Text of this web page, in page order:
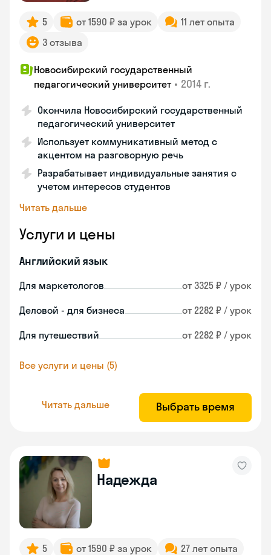
5 от 1590 ₽ за урок
11 лет опыта
3 отзыва
Новосибирский государственный
педагогический университет • 2014 г.
Окончила Новосибирский государственный
педагогический университет
Использует коммуникативный метод с
акцентом на разговорную речь
Разрабатывает индивидуальные занятия с
учетом интересов студентов
Читать дальше
Услуги и цены
Английский язык
Для маркетологов от 3325 ₽ / урок
Деловой - для бизнеса от 2282 ₽ / урок
Для путешествий от 2282 ₽ / урок
Все услуги и цены (5)
Читать дальше Выбрать время
Надежда
5 от 1590 ₽ за урок
27 лет опыта